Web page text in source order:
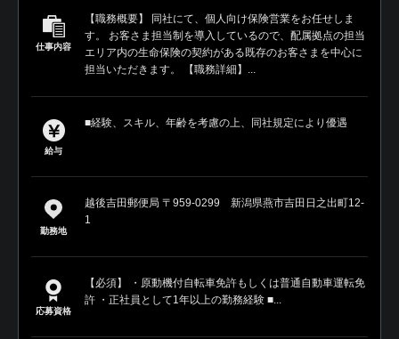
仕事内容
【職務概要】 同社にて、個人向け保険営業をお任せしま
す。 お客さま担当制を導入しているので、配属拠点の担当
エリア内の生命保険の契約がある既存のお客さまを中心に
担当いただきます。 【職務詳細】...
給与
■経験、スキル、年齢を考慮の上、同社規定により優遇
勤務地
越後吉田郵便局 〒959-0299 新潟県燕市吉田日之出町12-
1
応募資格
【必須】 ・原動機付自転車免許もしくは普通自動車運転免
許 ・正社員として1年以上の勤務経験 ■...